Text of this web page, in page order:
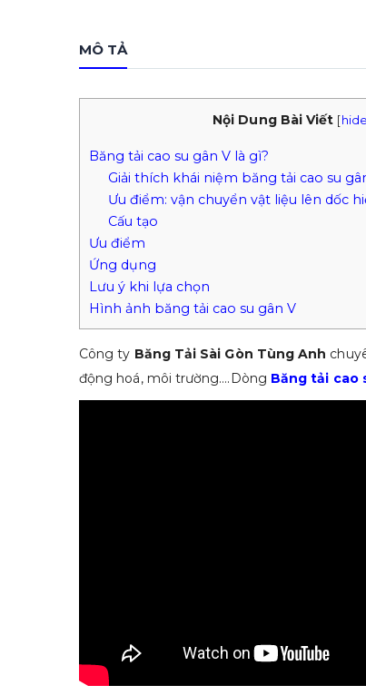
MÔ TẢ
Nội Dung Bài Viết [ hide
Băng tải cao su gân V là gì?
Giải thích khái niệm băng tải cao su
Ưu điểm: vận chuyển vật liệu lên dốc
Cấu tạo
Ưu điểm
Ứng dụng
Lưu ý khi lựa chọn
Hình ảnh băng tải cao su gân V
Công ty Băng Tải Sài Gòn Tùng Anh
động hoá, môi trường….Dòng Băng tải cao